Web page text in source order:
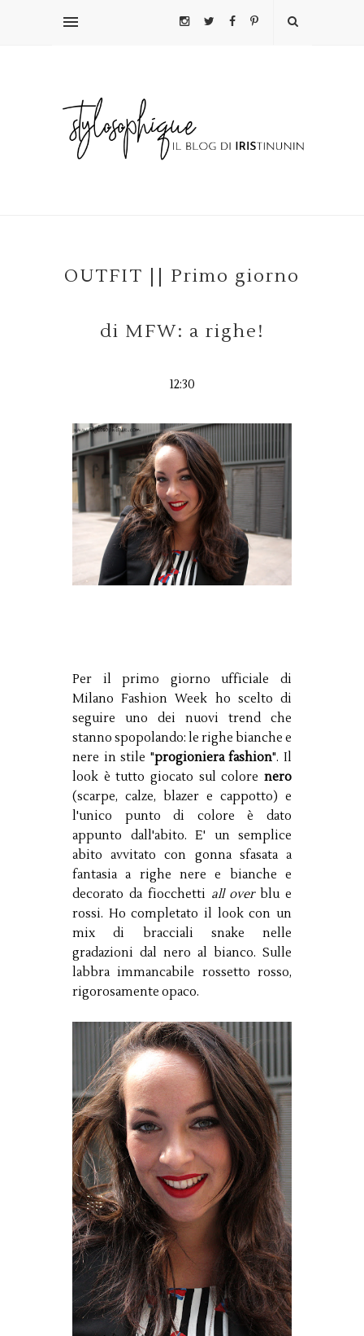
OUTFIT || Primo giorno
di MFW: a righe!
12:30
Per il primo giorno ufficiale di
Milano Fashion Week ho scelto di
seguire uno dei nuovi trend che
stanno spopolando: le righe bianche e
nere in stile "progioniera fashion". Il
look è tutto giocato sul colore nero
(scarpe, calze, blazer e cappotto) e
l'unico punto di colore è dato
appunto dall'abito. E' un semplice
abito avvitato con gonna sfasata a
fantasia a righe nere e bianche e
decorato da fiocchetti all overblu e
rossi. Ho completato il look con un
mix di bracciali snake nelle
gradazioni dal nero al bianco. Sulle
labbra immancabile rossetto rosso,
rigorosamente opaco.